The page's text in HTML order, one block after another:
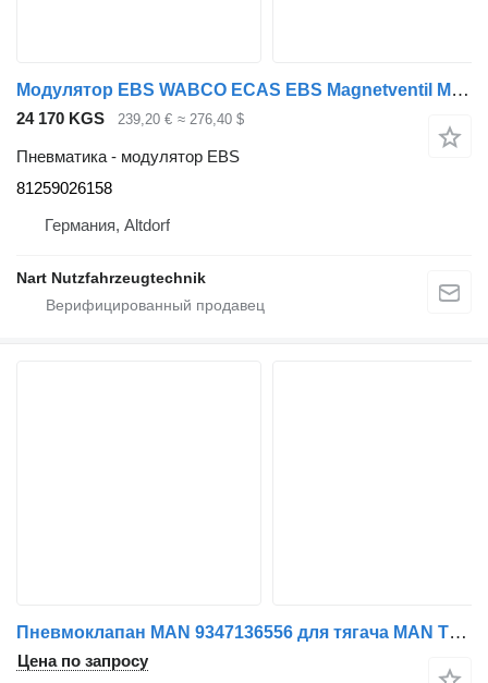
Модулятор EBS WABCO ECAS EBS Magnetventil Modul Universal 81259026158 для тягача MAN
24 170 KGS 239,20 € ≈ 276,40 $
Пневматика - модулятор EBS
81259026158
Германия, Altdorf
Nart Nutzfahrzeugtechnik
Пневмоклапан MAN 9347136556 для тягача MAN TGX
Цена по запросу